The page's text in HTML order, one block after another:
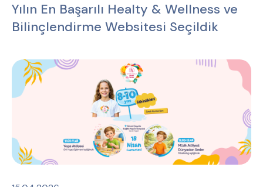
Yılın En Başarılı Healty & Wellness ve
Bilinçlendirme Websitesi Seçildik